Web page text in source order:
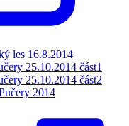
les 16.8.2014
25.10.2014 část1
25.10.2014 část2
2014